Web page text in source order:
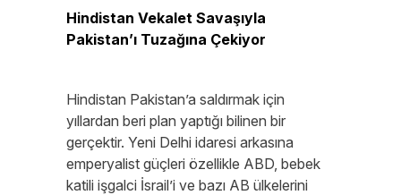
Hindistan Vekalet Savaşıyla
Pakistan’ı Tuzağına Çekiyor
Hindistan Pakistan’a saldırmak için
yıllardan beri plan yaptığı bilinen bir
gerçektir. Yeni Delhi idaresi arkasına
emperyalist güçleri özellikle ABD, bebek
katili işgalci İsrail’i ve bazı AB ülkelerini